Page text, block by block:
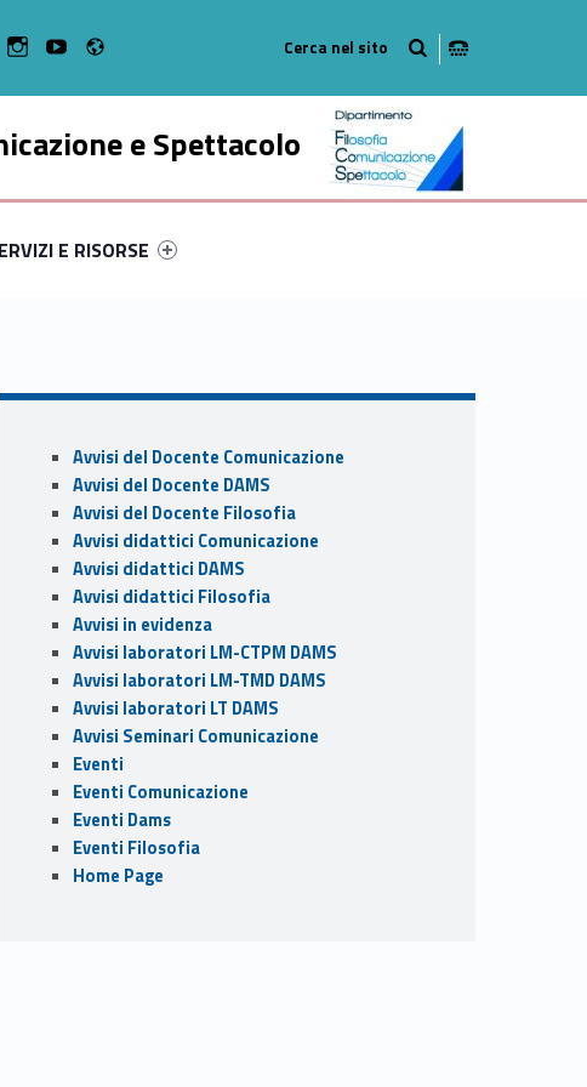
e Spettacolo
16909-52
identifier #link-menu-primary-84089-63
E RISORSE
Facebook
WebMan on TwitterWebMan on Instagram
WebMan on Youtube
Sidebar
Avvisi del Docente Comunicazione
Avvisi del Docente DAMS
Avvisi del Docente Filosofia
Avvisi didattici Comunicazione
Avvisi didattici DAMS
Avvisi didattici Filosofia
Avvisi in evidenza
Avvisi laboratori LM-CTPM DAMS
Avvisi laboratori LM-TMD DAMS
Avvisi laboratori LT DAMS
Avvisi Seminari Comunicazione
Eventi
Eventi Comunicazione
Eventi Dams
Eventi Filosofia
Home Page